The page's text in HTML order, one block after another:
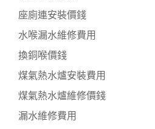
座廁連安裝價錢
水喉漏水維修費用
換銅喉價錢
煤氣熱水爐安裝費用
煤氣熱水爐維修價錢
漏水維修費用